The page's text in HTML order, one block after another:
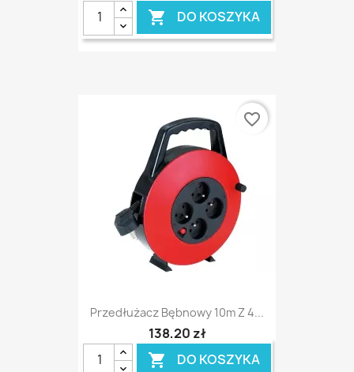
 DO KOSZYKA
Przedłużacz Bębnowy 10m Z 4...
138,20 zł
 DO KOSZYKA
favorite_border